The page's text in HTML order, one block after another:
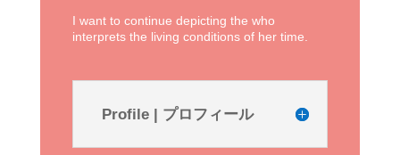
I want to continue depicting the who
interprets the living conditions of her time.
Profile | プロフィール